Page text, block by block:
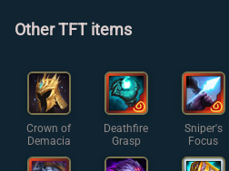
Other TFT items
Crown of
Demacia
Deathfire
Grasp
Sniper's
Focus